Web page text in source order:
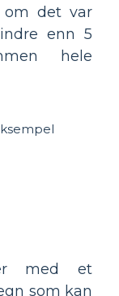
om det var
enn 5
hele
med et
som kan